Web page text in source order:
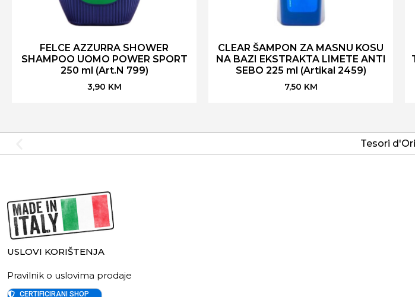
FELCE AZZURRA SHOWER
SHAMPOO UOMO POWER SPORT
250 ml (Art.N 799)
3,90 KM
CLEAR ŠAMPON ZA MASNU KOSU
NA BAZI EKSTRAKTA LIMETE ANTI
SEBO 225 ml (Artikal 2459)
7,50 KM
Tesori
USLOVI KORIŠTENJA
Pravilnik o uslovima prodaje